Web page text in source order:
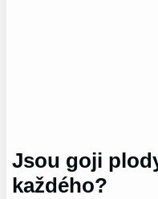
Jsou goji
každého?